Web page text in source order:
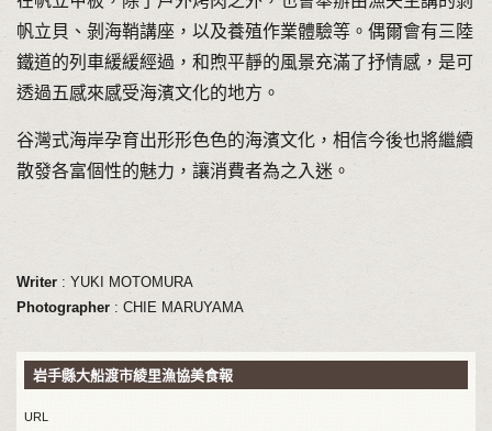
帆立貝、剝海鞘講座，以及養殖作業體驗等。偶爾會有三陸
鐵道的列車緩緩經過，和煦平靜的風景充滿了抒情感，是可
透過五感來感受海濱文化的地方。
谷灣式海岸孕育出形形色色的海濱文化，相信今後也將繼續
散發各富個性的魅力，讓消費者為之入迷。
Writer: YUKI MOTOMURA
Photographer: CHIE MARUYAMA
岩手縣大船渡市綾里漁協美食報
URL